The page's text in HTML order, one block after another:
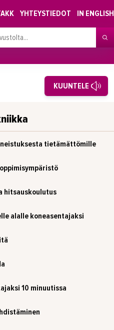
YHTEYSTIEDOT IN ENGLISH
KUUNTELE
tietämättömille
hitsauskoulutus
alalle koneasentajaksi
10 minuutissa
Alkavat koulutukset osiosta